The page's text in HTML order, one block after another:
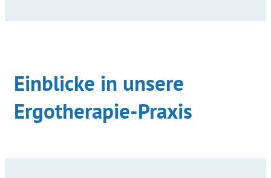
Einblicke in unsere
Ergotherapie-Praxis